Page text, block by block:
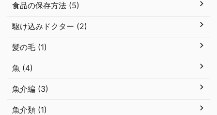
食品の保存方法 (5)
駆け込みドクター (2)
髪の毛 (1)
魚 (4)
魚介編 (3)
魚介類 (1)